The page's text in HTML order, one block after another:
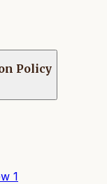
Policy
1